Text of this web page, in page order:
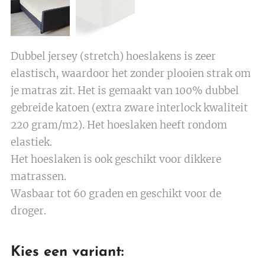
Dubbel jersey (stretch) hoeslakens is zeer
elastisch, waardoor het zonder plooien strak om
je matras zit. Het is gemaakt van 100% dubbel
gebreide katoen (extra zware interlock kwaliteit
220 gram/m2). Het hoeslaken heeft rondom
elastiek.
Het hoeslaken is ook geschikt voor dikkere
matrassen.
Wasbaar tot 60 graden en geschikt voor de
droger.
Kies een variant: